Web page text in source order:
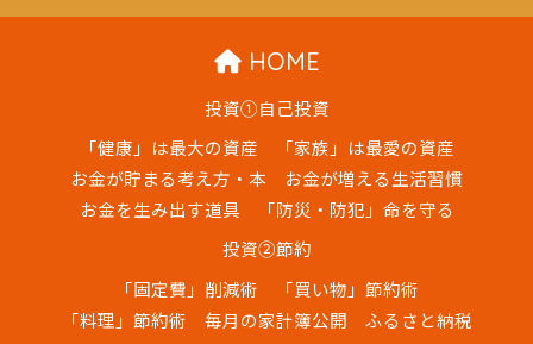
HOME
投資①自己投資
「健康」は最大の資産
「家族」は最愛の資産
お金が貯まる考え方・本
お金が増える生活習慣
お金を生み出す道具
「防災・防犯」命を守る
投資②節約
「固定費」削減術
「買い物」節約術
「料理」節約術
毎月の家計簿公開
ふるさと納税